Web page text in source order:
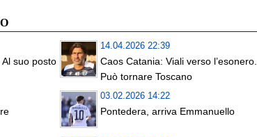
suo posto
14.04.2026 22:39
Caos Catania: Viali verso l’esonero.
Può tornare Toscano
03.02.2026 14:22
Pontedera, arriva Emmanuello